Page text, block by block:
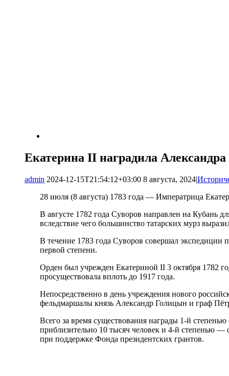
Екатерина II наградила
admin 2024-12-15T21:54:12+03:00 8 августа, 2024|
28 июля (8 августа) 1783 года — Императрица
В августе 1782 года Суворов направлен на Кубань
вследствие чего большинство татарских мурз
В течение 1783 года Суворов совершал экспедиции
первой степени.
Орден был учрежден Екатериной II 3 октября 1782
просуществовала вплоть до 1917 года.
Непосредственно в день учреждения нового
фельдмаршалы князь Александр Голицын и граф
Всего за время существования награды 1-й
приблизительно 10 тысяч человек и 4-й степенью —
при поддержке Фонда президентских грантов.